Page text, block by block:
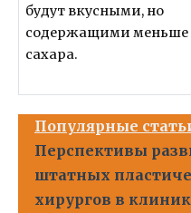
будут вкусными, но
содержащими меньше
сахара.
Популярные
Перспективы
штатных
хирургов в